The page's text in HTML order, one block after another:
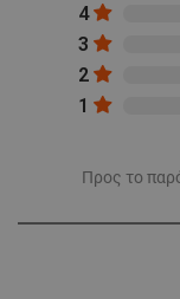
4
3
2
1
Προς το